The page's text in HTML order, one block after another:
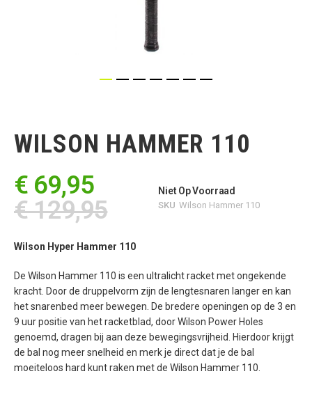
begin
van
afbeeldingen-
gallerij
WILSON HAMMER 110
€ 69,95
€ 129,95
Niet Op Voorraad
SKU Wilson Hammer 110
Wilson Hyper Hammer 110
De Wilson Hammer 110 is een ultralicht racket met ongekende
kracht. Door de druppelvorm zijn de lengtesnaren langer en kan
het snarenbed meer bewegen. De bredere openingen op de 3 en
9 uur positie van het racketblad, door Wilson Power Holes
genoemd, dragen bij aan deze bewegingsvrijheid. Hierdoor krijgt
de bal nog meer snelheid en merk je direct dat je de bal
moeiteloos hard kunt raken met de Wilson Hammer 110.